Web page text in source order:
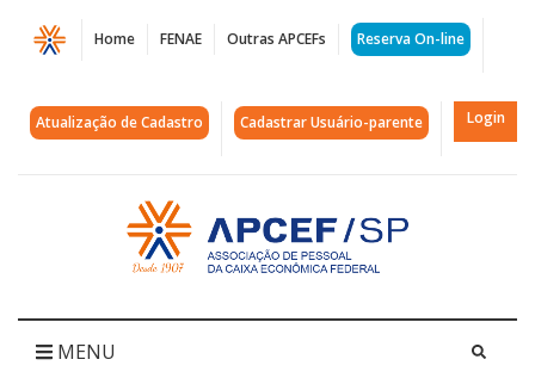
Página
Natal
nas
APCEF/SP
APCEF/SP
Home FENAE Outras APCEFs Reserva On-line
Atualização de Cadastro Cadastrar Usuário-parente Login
Acessar
página
inicial
MENU